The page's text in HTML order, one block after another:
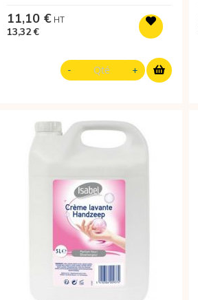
11,10 €
13,32 €